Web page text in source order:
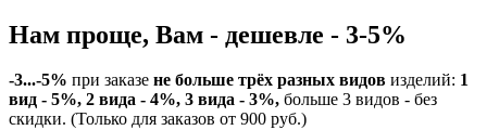
Нам проще, Вам - дешевле - 3-5%
-3...-5% при заказе не больше трёх разных видов изделий: 1
вид - 5%, 2 вида - 4%, 3 вида - 3%, больше 3 видов - без
скидки. (Только для заказов от 900 руб.)